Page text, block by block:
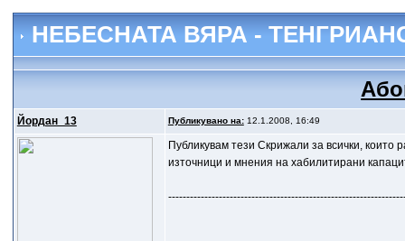
НЕБЕСНАТА ВЯРА -
Йордан_13 Публикувано на:12.1.2008, 16:49
Публикувам тези Скрижали за всички, които
източници и мнения на хабилитирани